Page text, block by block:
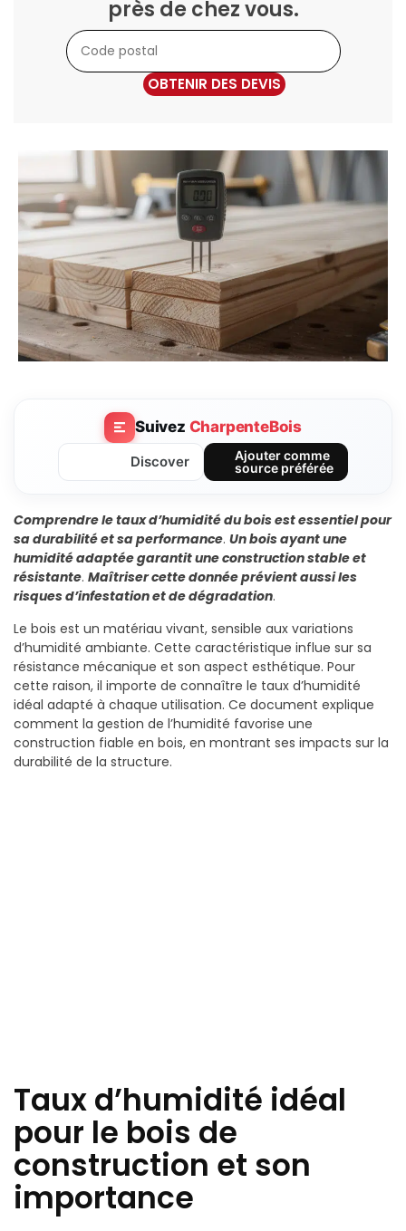
près de chez vous.
OBTENIR DES DEVIS
Suivez CharpenteBois
Discover
Ajouter comme
source préférée
Comprendre le taux d’humidité du bois est essentiel pour
sa durabilité et sa performance. Un bois ayant une
humidité adaptée garantit une construction stable et
résistante. Maîtriser cette donnée prévient aussi les
risques d’infestation et de dégradation.
Le bois est un matériau vivant, sensible aux variations
d’humidité ambiante. Cette caractéristique influe sur sa
résistance mécanique et son aspect esthétique. Pour
cette raison, il importe de connaître le taux d’humidité
idéal adapté à chaque utilisation. Ce document explique
comment la gestion de l’humidité favorise une
construction fiable en bois, en montrant ses impacts sur la
durabilité de la structure.
Taux d’humidité idéal
pour le bois de
construction et son
importance